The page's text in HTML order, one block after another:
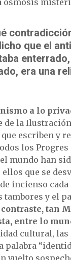
que el
era una
a lo
la
escriben y
los Progres
mundo han
que se
incienso cada
tambores y el
contraste, tan
entre lo
cultural, las
vuelto